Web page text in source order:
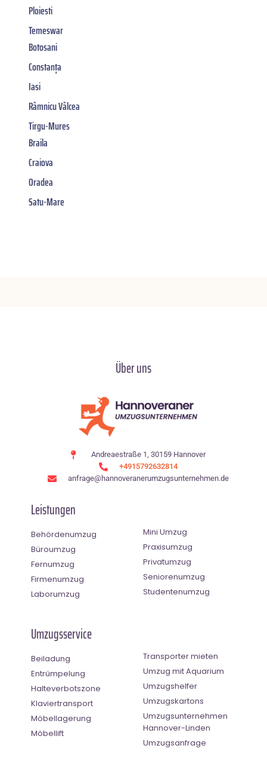
Ploiesti
Temeswar
Botosani
Constanța
Iasi
Râmnicu Vâlcea
Tirgu-Mures
Braila
Craiova
Oradea
Satu-Mare
Über uns
Andreaestraße 1, 30159 Hannover
+4915792632814
anfrage@hannoveranerumzugsunternehmen.de
Leistungen
Behördenumzug
Büroumzug
Fernumzug
Firmenumzug
Laborumzug
Mini Umzug
Praxisumzug
Privatumzug
Seniorenumzug
Studentenumzug
Umzugsservice
Beiladung
Entrümpelung
Halteverbotszone
Klaviertransport
Möbellagerung
Möbellift
Transporter mieten
Umzug mit Aquarium
Umzugshelfer
Umzugskartons
Umzugsunternehmen
Hannover-Linden
Umzugsanfrage